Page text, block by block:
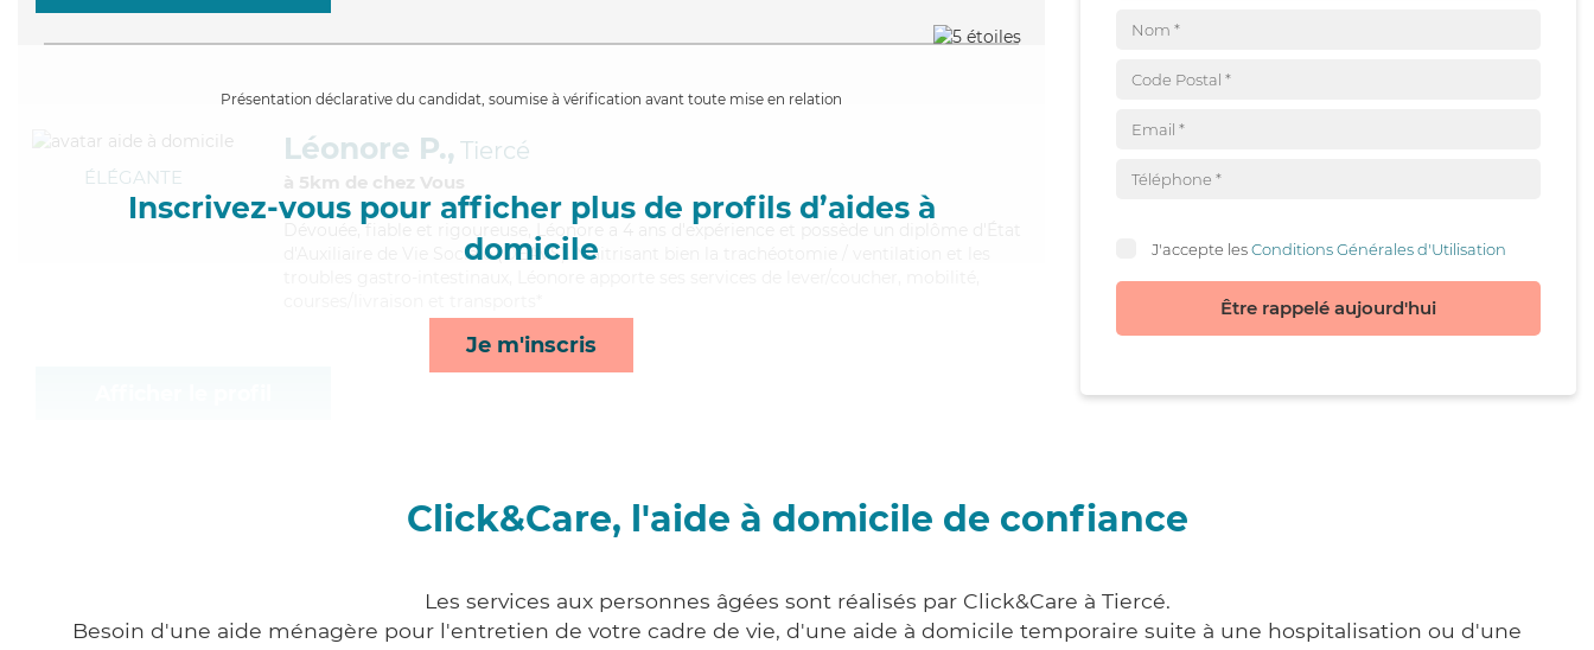
Présentation déclarative du candidat, soumise à vérification avant toute mise en relation
Inscrivez-vous pour afficher plus de profils d’aides à
domicile
Je m'inscris
ÉLÉGANTE
Léonore P., Tiercé
à 5km de chez Vous
, fiable et rigoureuse, Léonore a 4 ans d'expérience et possède un diplôme d'État
d'Auxiliaire de Vie Sociale (DEAVS). Maitrisant bien la trachéotomie / ventilation et les
J'accepte lesConditions Générales d'Utilisation
Être rappelé aujourd'hui
Click&Care, l'aide à domicile de confiance
Les services aux personnes âgées sont réalisés par Click&Care à Tiercé.
Besoin d'une aide ménagère pour l'entretien de votre cadre de vie, d'une aide à domicile temporaire suite à une hospitalisation ou d'une